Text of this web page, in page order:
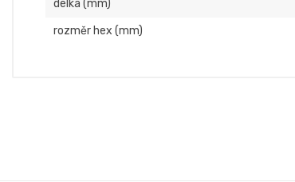
délka (mm)
rozměr hex (mm)